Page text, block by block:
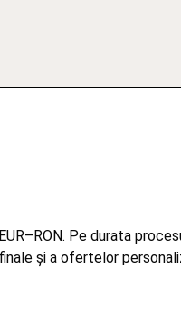
Pe durata
și a ofertelor